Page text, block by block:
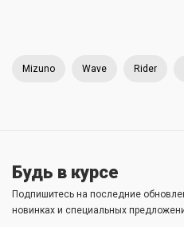
Mizuno Wave Rider
Будь в курсе
Подпишитесь на последние
новинках и специальных